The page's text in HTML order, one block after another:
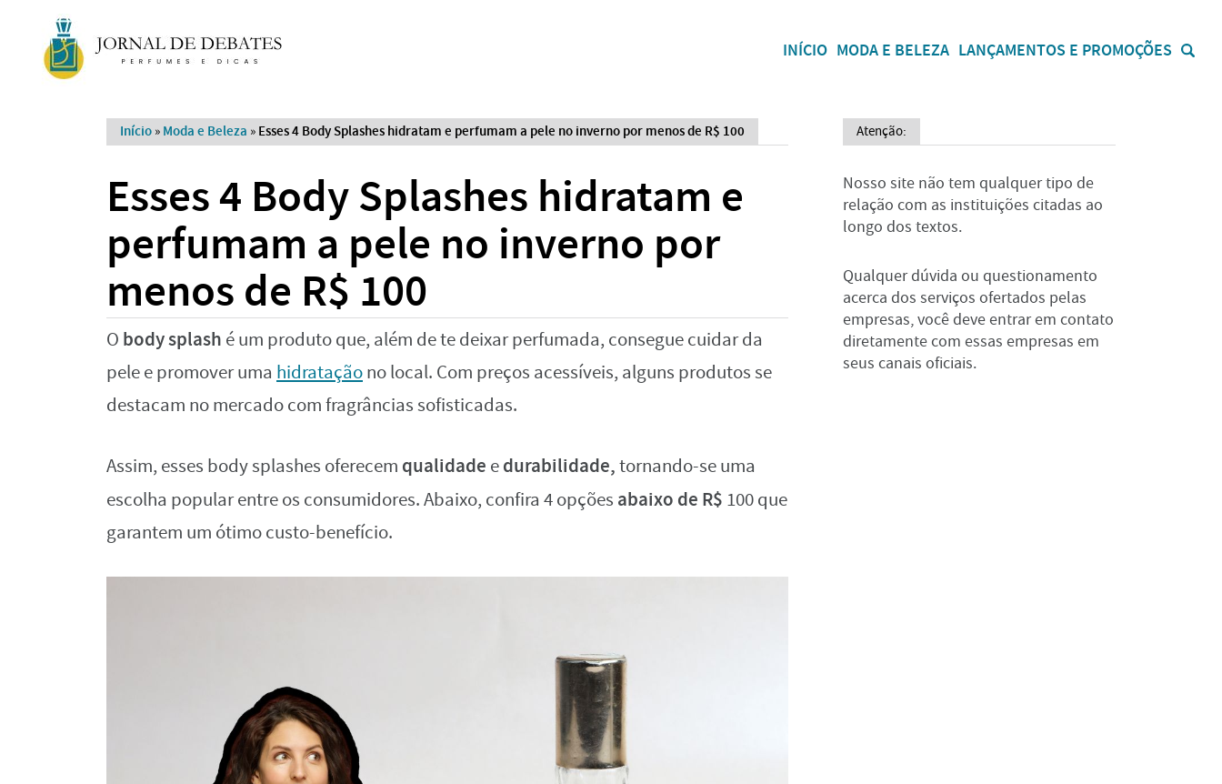
INÍCIO MODA E BELEZA LANÇAMENTOS E PROMOÇÕES
Início » Moda e Beleza » Esses 4 Body Splashes hidratam e perfumam a pele no inverno por menos de R$ 100
Esses 4 Body Splashes hidratam e
perfumam a pele no inverno por
menos de R$ 100
O body splash é um produto que, além de te deixar perfumada, consegue cuidar da
pele e promover uma hidrataçãono local. Com preços acessíveis, alguns produtos se
destacam no mercado com fragrâncias sofisticadas.
Assim, esses body splashes oferecem qualidade edurabilidade,tornando-se uma
escolha popular entre os consumidores. Abaixo, confira 4 opções abaixo de R$ 100 que
garantem um ótimo custo-benefício.
Atenção:
Nosso site não tem qualquer tipo de
relação com as instituições citadas ao
longo dos textos.
Qualquer dúvida ou questionamento
acerca dos serviços ofertados pelas
empresas, você deve entrar em contato
diretamente com essas empresas em
seus canais oficiais.